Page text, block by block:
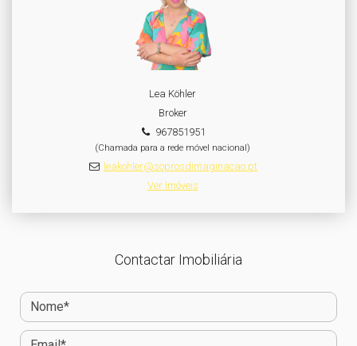
Lea Köhler
Broker
967851951
(Chamada para a rede móvel nacional)
leakohler@soprosdimaginacao.pt
Ver Imóveis
Contactar Imobiliária